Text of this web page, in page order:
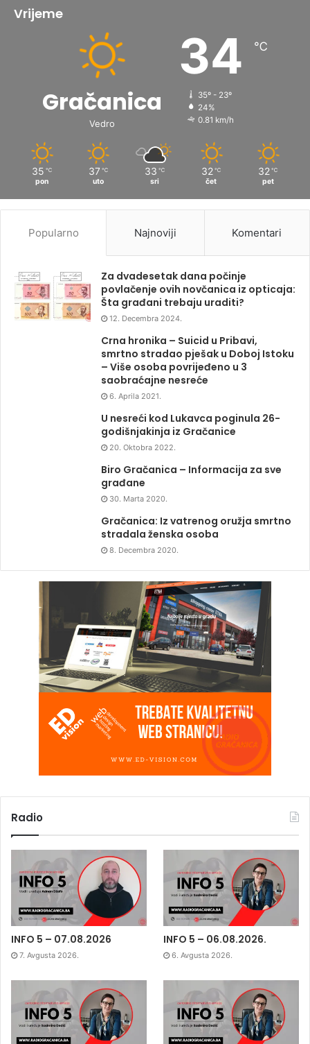
Vrijeme
Gračanica
Vedro
34 ℃
35º - 23º
24%
0.81 km/h
35 ℃
pon
37 ℃
uto
33 ℃
sri
32 ℃
čet
32 ℃
pet
Popularno Najnoviji Komentari
Za dvadesetak dana počinje
povlačenje ovih novčanica iz opticaja:
Šta građani trebaju uraditi?
12. Decembra 2024.
Crna hronika – Suicid u Pribavi,
smrtno stradao pješak u Doboj Istoku
– Više osoba povrijeđeno u 3
saobraćajne nesreće
6. Aprila 2021.
U nesreći kod Lukavca poginula 26-
godišnjakinja iz Gračanice
20. Oktobra 2022.
Biro Gračanica – Informacija za sve
građane
30. Marta 2020.
Gračanica: Iz vatrenog oružja smrtno
stradala ženska osoba
8. Decembra 2020.
Radio
INFO 5 – 07.08.2026
7. Avgusta 2026.
INFO 5 – 06.08.2026.
6. Avgusta 2026.